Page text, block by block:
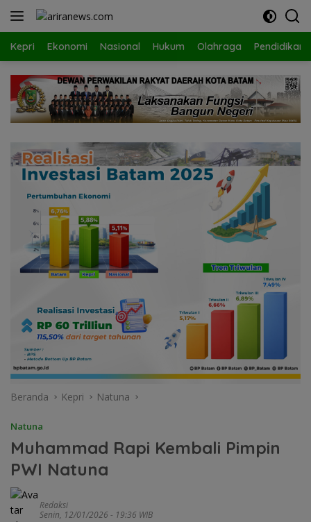
Langsung
Kepri Ekonomi Nasional Hukum Olahraga Pendidikan
Beranda Kepri Natuna
Natuna
Muhammad Rapi Kembali Pimpin
PWI Natuna
Redaksi
Senin, 12/01/2026 - 19:36 WIB